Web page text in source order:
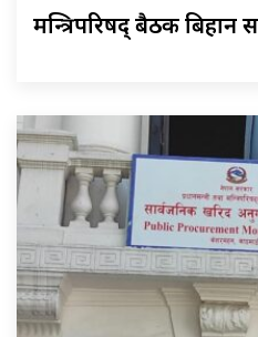
मन्त्रिपरिषद् बैठक बिहान